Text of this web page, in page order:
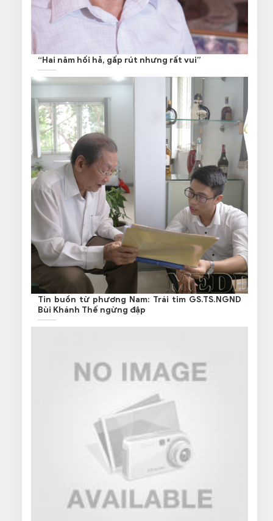
“Hai năm hối hả, gấp rút nhưng rất vui”
Tin buồn từ phương Nam: Trái tim GS.TS.NGND
Bùi Khánh Thế ngừng đập